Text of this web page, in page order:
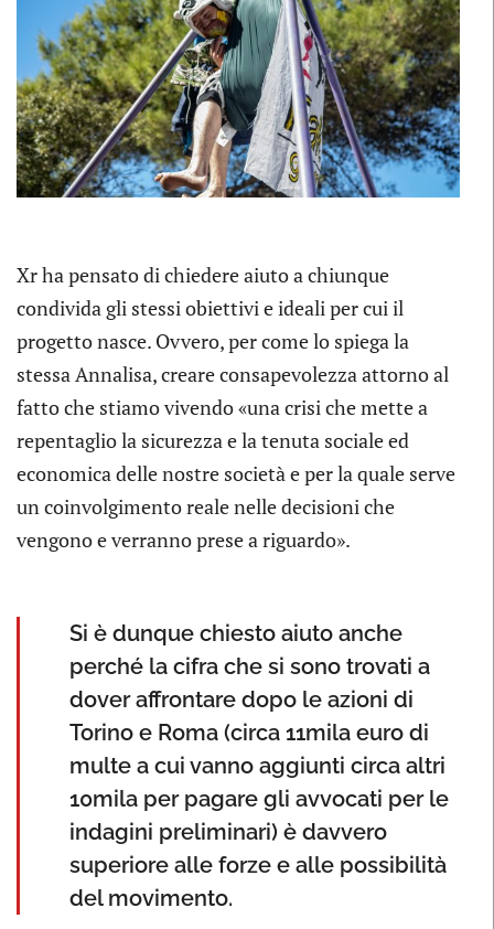
Xr ha pensato di chiedere aiuto a chiunque
condivida gli stessi obiettivi e ideali per cui il
progetto nasce. Ovvero, per come lo spiega la
stessa Annalisa, creare consapevolezza attorno al
fatto che stiamo vivendo «una crisi che mette a
repentaglio la sicurezza e la tenuta sociale ed
economica delle nostre società e per la quale serve
un coinvolgimento reale nelle decisioni che
vengono e verranno prese a riguardo».
Si è dunque chiesto aiuto anche
perché la cifra che si sono trovati a
dover affrontare dopo le azioni di
Torino e Roma (circa 11mila euro di
multe a cui vanno aggiunti circa altri
10mila per pagare gli avvocati per le
indagini preliminari) è davvero
superiore alle forze e alle possibilità
del movimento.